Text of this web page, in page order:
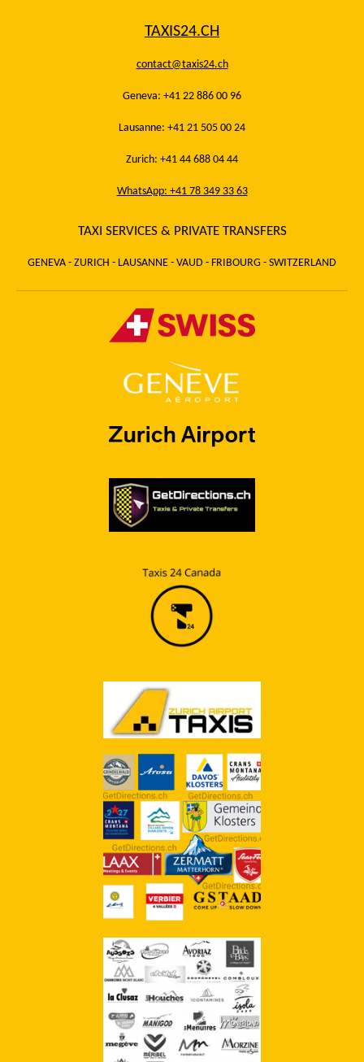
TAXIS24.CH
contact@taxis24.ch
Geneva: +41 22 886 00 96
Lausanne: +41 21 505 00 24
Zurich: +41 44 688 04 44
WhatsApp: +41 78 349 33 63
TAXI SERVICES & PRIVATE TRANSFERS
GENEVA - ZURICH - LAUSANNE - VAUD - FRIBOURG - SWITZERLAND